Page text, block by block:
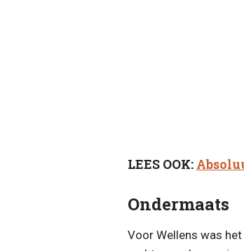
LEES OOK:
Ondermaats
Voor Wellens was